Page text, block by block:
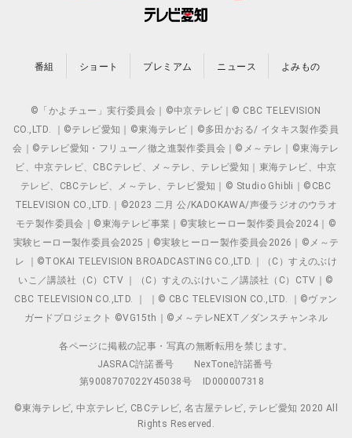
番組 ショート プレミアム ニュース よみもの
©「かよチュー」実行委員会｜©中京テレビ｜© CBC TELEVISION
CO.,LTD. ｜©テレビ愛知｜©東海テレビ｜©多田かおる/ イタキス製作委員
会｜©テレビ愛知・フリュー／徹之進製作委員会｜©メ～テレ｜©東海テレ
ビ、中京テレビ、CBCテレビ、メ～テレ、テレビ愛知｜東海テレビ、中京
テレビ、CBCテレビ、メ～テレ、テレビ愛知｜© Studio Ghibli｜©CBC
TELEVISION CO.,LTD.｜©2023 二月 公/KADOKAWA/声優ラジオのウラオ
モテ製作委員会｜©東海テレビ事業｜©実験ヒーロー製作委員会2024｜©
実験ヒーロー製作委員会2025｜©実験ヒーロー製作委員会2026｜©メ～テ
レ ｜©TOKAI TELEVISION BROADCASTING CO.,LTD.｜（C）すえのぶけ
いこ／講談社（C）CTV ｜（C）すえのぶけいこ／講談社（C）CTV｜©
CBC TELEVISION CO.,LTD. ｜ ｜© CBC TELEVISION CO.,LTD. ｜©ヴァン
ガードプロジェクト ©VG15th｜©メ～テレNEXT／ダンスチャンネル
各ページに掲載の記事・写真の無断転用を禁じます。
JASRAC許諾番号
NexTone許諾番号
第9008707022Y45038号
ID000007318
©東海テレビ, 中京テレビ, CBCテレビ, 名古屋テレビ, テレビ愛知 2020 All
Rights Reserved.